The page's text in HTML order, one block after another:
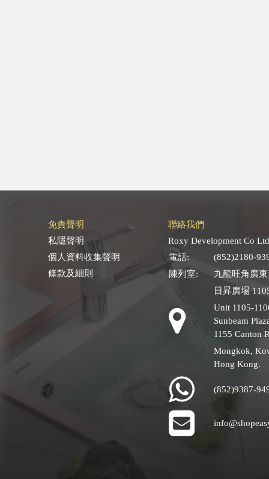
免責聲明
私隱聲明
個人資料收集聲明
條款及細則
聯絡我們
Roxy Development Co
電話:
(852)2180-
陳列室:
九龍旺角廣
日昇廣場
Unit 1105-
Sunbeam
1155 Canton
Mongkok,
Hong Kong.
(852)9387-